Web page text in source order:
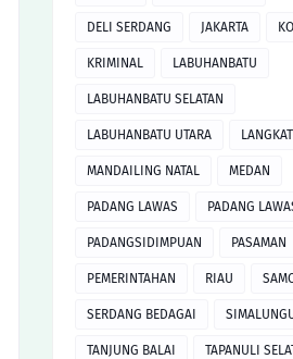
DELI SERDANG JAKARTA
KRIMINAL LABUHANBATU
LABUHANBATU SELATAN
LABUHANBATU UTARA LANGKAT
MANDAILING NATAL MEDAN
PADANG LAWAS PADANG
PADANGSIDIMPUAN PASAMAN
PEMERINTAHAN RIAU
SERDANG BEDAGAI
TANJUNG BALAI TAPANULI